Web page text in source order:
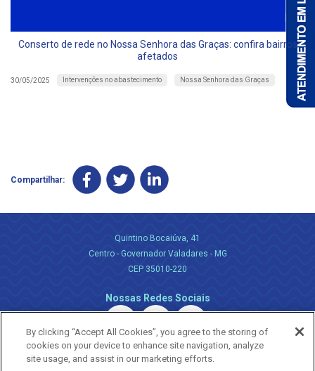
Conserto de rede no Nossa Senhora das Graças: confira bairros
afetados
30/05/2025 Intervenções no abastecimento Nossa Senhora das Graças
Compartilhar:
Quintino Bocaiúva, 41
Centro - Governador Valadares - MG
CEP 35010-220
Nossas Redes Sociais
By clicking “Accept All Cookies”, you agree to the storing of
cookies on your device to enhance site navigation, analyze
site usage, and assist in our marketing efforts.